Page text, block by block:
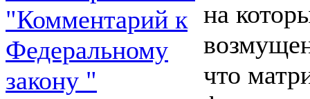
"Комментарий к
Федеральному
закону "
на
что